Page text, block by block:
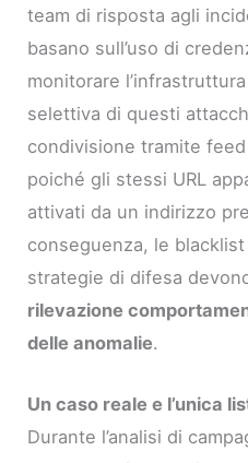
team di risposta agli
basano sull’uso di
monitorare
selettiva di questi
condivisione tramite
poiché gli stessi URL
attivati da un indirizzo
conseguenza, le
strategie di difesa
rilevazione
delle anomalie.
Un caso reale e l’unica
Durante l’analisi di